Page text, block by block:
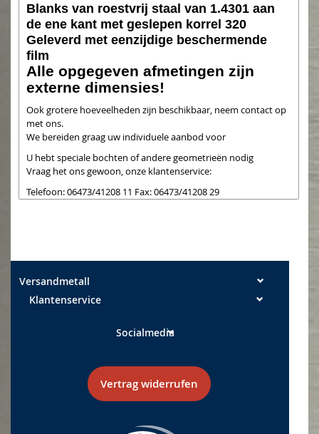
Blanks van roestvrij staal van 1.4301 aan
de ene kant met geslepen korrel 320
Geleverd met eenzijdige beschermende
film
Alle opgegeven afmetingen zijn
externe dimensies!
Ook grotere hoeveelheden zijn beschikbaar, neem contact op
met ons.
We bereiden graag uw individuele aanbod voor
U hebt speciale bochten of andere geometrieën nodig
Vraag het ons gewoon, onze klantenservice:
Telefoon: 06473/41208 11 Fax: 06473/41208 29
heb een lichte braam. Lichte krassen op niet-verijdelde zijden
kunnen optreden tijdens de
Verwerking ontstaat en is geen defect
Maattoleranties: Breedte +/- 0,5 mm Lengtes +/- 2 mm
Versandmetall
Klantenservice
Socialmedia
Vertrag widerrufen